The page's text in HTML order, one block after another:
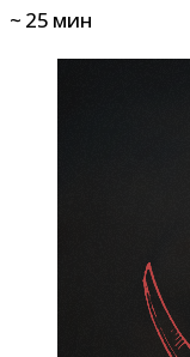
~ 25 мин